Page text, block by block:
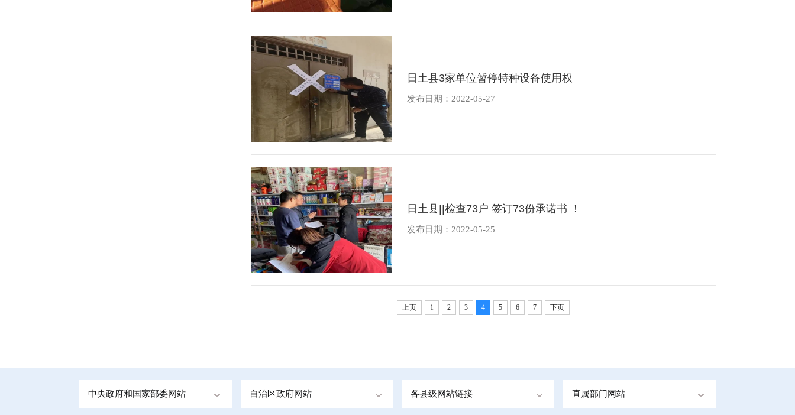
日土县3家单位暂停特种设备使用权
发布日期：2022-05-27
日土县||检查73户 签订73份承诺书 ！
发布日期：2022-05-25
上页 1 2 3 4 5 6 7 下页
中央政府和国家部委网站 自治区政府网站 各县级网站链接 直属部门网站